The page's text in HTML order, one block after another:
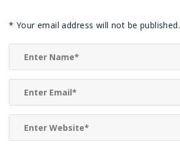
* Your email address will not be published.